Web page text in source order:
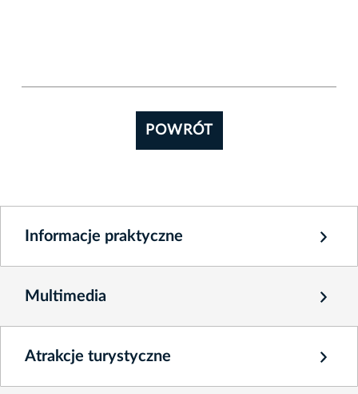
POWRÓT
Informacje praktyczne
Multimedia
Atrakcje turystyczne